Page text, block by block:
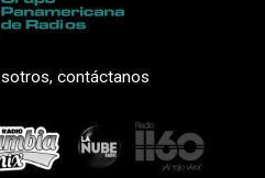
contáctanos